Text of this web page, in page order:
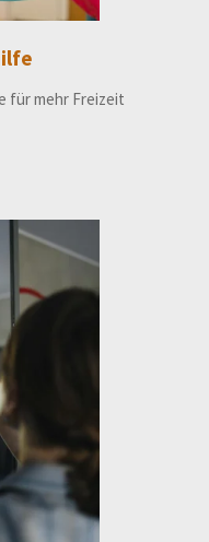
für mehr Freizeit